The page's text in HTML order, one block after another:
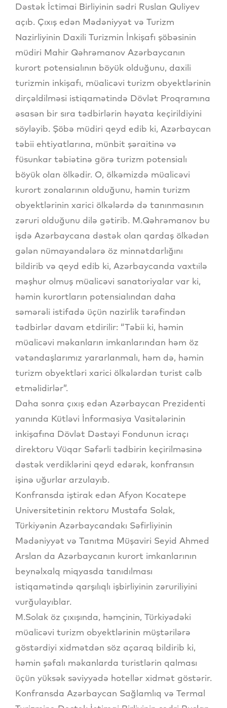
Dəstək İctimai Birliyinin sədri Ruslan Quliyev
açıb. Çıxış edən Mədəniyyət və Turizm
Nazirliyinin Daxili Turizmin İnkişafı şöbəsinin
müdiri Mahir Qəhrəmanov Azərbaycanın
kurort potensialının böyük olduğunu, daxili
turizmin inkişafı, müalicəvi turizm obyektlərinin
dirçəldilməsi istiqamətində Dövlət Proqramına
əsasən bir sıra tədbirlərin həyata keçirildiyini
söyləyib. Şöbə müdiri qeyd edib ki, Azərbaycan
təbii ehtiyatlarına, münbit şəraitinə və
füsunkar təbiətinə görə turizm potensialı
böyük olan ölkədir. O, ölkəmizdə müalicəvi
kurort zonalarının olduğunu, həmin turizm
obyektlərinin xarici ölkələrdə də tanınmasının
zəruri olduğunu dilə gətirib. M.Qəhrəmanov bu
işdə Azərbaycana dəstək olan qardaş ölkədən
gələn nümayəndələrə öz minnətdarlığını
bildirib və qeyd edib ki, Azərbaycanda vaxtıilə
məşhur olmuş müalicəvi sanatoriyalar var ki,
həmin kurortların potensialından daha
səmərəli istifadə üçün nazirlik tərəfindən
tədbirlər davam etdirilir: “Təbii ki, həmin
müalicəvi məkanların imkanlarından həm öz
vətəndaşlarımız yararlanmalı, həm də, həmin
turizm obyektləri xarici ölkələrdən turist cəlb
etməlidirlər”.
Daha sonra çıxış edən Azərbaycan Prezidenti
yanında Kütləvi İnformasiya Vasitələrinin
inkişafına Dövlət Dəstəyi Fondunun icraçı
direktoru Vüqar Səfərli tədbirin keçirilməsinə
dəstək verdiklərini qeyd edərək, konfransın
işinə uğurlar arzulayıb.
Konfransda iştirak edən Afyon Kocatepe
Universitetinin rektoru Mustafa Solak,
Türkiyənin Azərbaycandakı Səfirliyinin
Mədəniyyət və Tanıtma Müşaviri Seyid Ahmed
Arslan da Azərbaycanın kurort imkanlarının
beynəlxalq miqyasda tanıdılması
istiqamətində qarşılıqlı işbirliyinin zəruriliyini
vurğulayıblar.
M.Solak öz çıxışında, həmçinin, Türkiyədəki
müalicəvi turizm obyektlərinin müştərilərə
göstərdiyi xidmətdən söz açaraq bildirib ki,
həmin şəfalı məkanlarda turistlərin qalması
üçün yüksək səviyyədə hotellər xidmət göstərir.
Konfransda Azərbaycan Sağlamlıq və Termal